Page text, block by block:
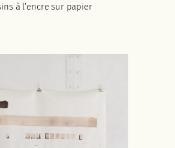
à l’encre sur papier